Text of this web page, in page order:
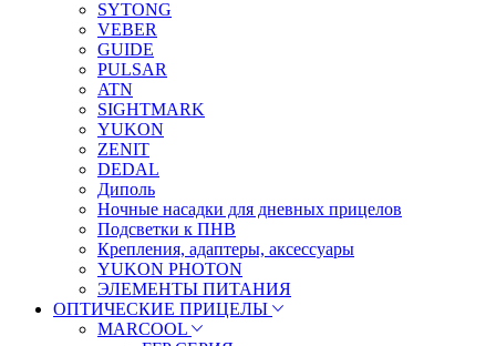
SYTONG
VEBER
GUIDE
PULSAR
ATN
SIGHTMARK
YUKON
ZENIT
DEDAL
Диполь
Ночные насадки для дневных прицелов
Подсветки к ПНВ
Крепления, адаптеры, аксессуары
YUKON PHOTON
ЭЛЕМЕНТЫ ПИТАНИЯ
ОПТИЧЕСКИЕ ПРИЦЕЛЫ
MARCOOL